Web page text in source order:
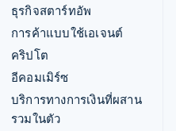
ธุรกิจสตาร์ทอัพ
การค้าแบบใช้เอเจนต์
คริปโต
อีคอมเมิร์ซ
บริการทางการเงินที่ผสาน
รวมในตัว